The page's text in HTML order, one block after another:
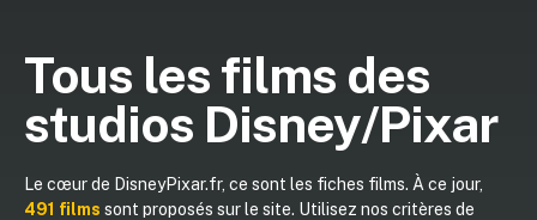
Tous les films des
studios Disney/Pixar
Le cœur de DisneyPixar.fr, ce sont les fiches films. À ce jour,
491 films sont proposés sur le site. Utilisez nos critères de